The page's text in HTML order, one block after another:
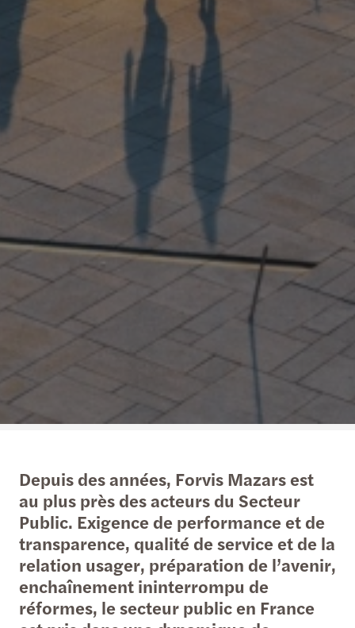
Depuis des années, Forvis Mazars est
au plus près des acteurs du Secteur
Public. Exigence de performance et de
transparence, qualité de service et de la
relation usager, préparation de l’avenir,
enchaînement ininterrompu de
réformes, le secteur public en France